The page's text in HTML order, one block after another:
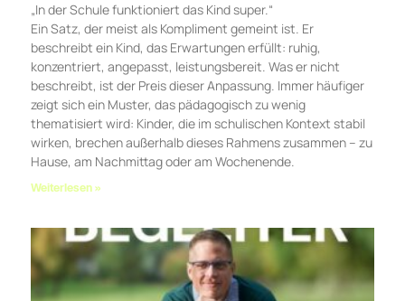
„In der Schule funktioniert das Kind super.“
Ein Satz, der meist als Kompliment gemeint ist. Er
beschreibt ein Kind, das Erwartungen erfüllt: ruhig,
konzentriert, angepasst, leistungsbereit. Was er nicht
beschreibt, ist der Preis dieser Anpassung. Immer häufiger
zeigt sich ein Muster, das pädagogisch zu wenig
thematisiert wird: Kinder, die im schulischen Kontext stabil
wirken, brechen außerhalb dieses Rahmens zusammen – zu
Hause, am Nachmittag oder am Wochenende.
Weiterlesen »